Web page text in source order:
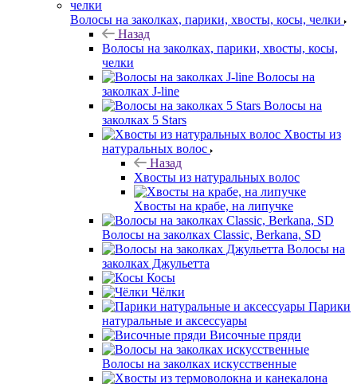
Волосы на заколках, парики, хвосты, косы, челки
Назад
Волосы на заколках, парики, хвосты, косы,
челки
Волосы на
заколках J-line
Волосы на
заколках 5 Stars
Хвосты из
натуральных волос
Назад
Хвосты из натуральных волос
Хвосты на крабе, на липучке
Волосы на заколках Classic, Berkana, SD
Волосы на
заколках Джульетта
Косы
Чёлки
Парики
натуральные и аксессуары
Височные пряди
Волосы на заколках искусственные